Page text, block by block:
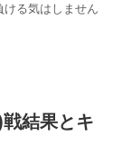
ける気はしません
結果とキ